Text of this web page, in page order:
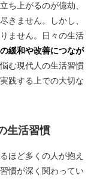
ち上がるのが億劫、
きません。しかし、
ません。日々の生活
緩和や改善につなが
む現代人の生活習慣
践する上での大切な
生活習慣
ほど多くの人が抱え
慣が深く関わってい